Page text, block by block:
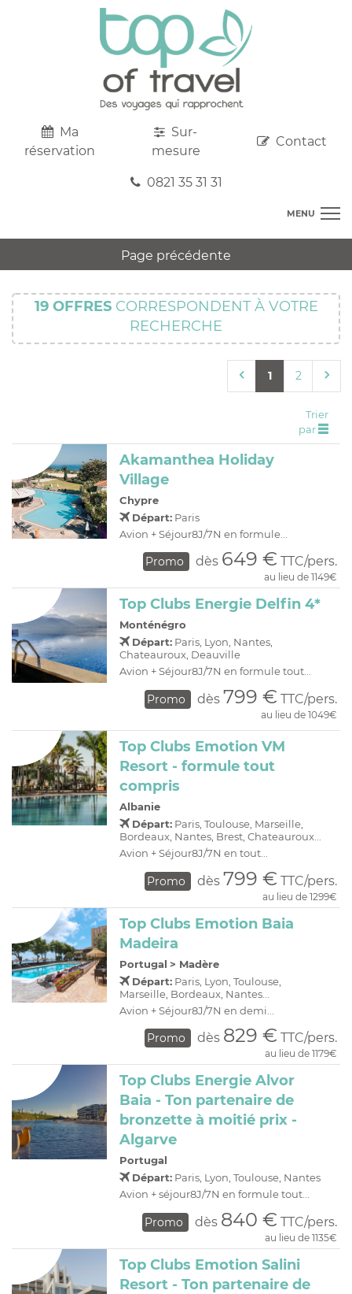
Ma
réservation
Sur-
mesure
Contact
0821 35 31 31
MENU
DESTINATIONS
AU DEPART DE CHEZ VOUS
SEJOURS
CIRCUITS
Page précédente
19 OFFRESCORRESPONDENT À VOTRE
RECHERCHE
1 2
Trier
par
Akamanthea Holiday
Village
Chypre
Départ: Paris
Avion + Séjour8J/7N en formule...
Promo dès 649 € TTC/pers.
au lieu de 1149€
Top Clubs Energie Delfin 4*
Monténégro
Départ: Paris, Lyon, Nantes,
Chateauroux, Deauville
Avion + Séjour8J/7N en formule tout...
Promo dès 799 € TTC/pers.
au lieu de 1049€
Top Clubs Emotion VM
Resort - formule tout
compris
Albanie
Départ: Paris, Toulouse, Marseille,
Bordeaux, Nantes, Brest, Chateauroux...
Avion + Séjour8J/7N en tout...
Promo dès 799 € TTC/pers.
au lieu de 1299€
Top Clubs Emotion Baia
Madeira
Portugal > Madère
Départ: Paris, Lyon, Toulouse,
Marseille, Bordeaux, Nantes...
Avion + Séjour8J/7N en demi...
Promo dès 829 € TTC/pers.
au lieu de 1179€
Top Clubs Energie Alvor
Baia - Ton partenaire de
bronzette à moitié prix -
Algarve
Portugal
Départ: Paris, Lyon, Toulouse, Nantes
Avion + séjour8J/7N en formule tout...
Promo dès 840 € TTC/pers.
au lieu de 1135€
Top Clubs Emotion Salini
Resort - Ton partenaire de